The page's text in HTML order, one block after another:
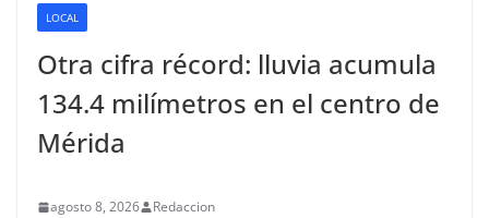
LOCAL
Otra cifra récord: lluvia acumula
134.4 milímetros en el centro de
Mérida
agosto 8, 2026 Redaccion